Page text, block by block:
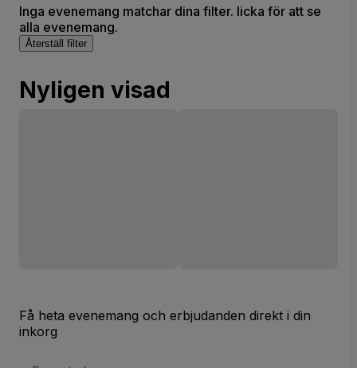
Inga evenemang matchar dina filter. licka för att se
alla evenemang.
Återställ filter
Nyligen visad
Få heta evenemang och erbjudanden direkt i din
inkorg